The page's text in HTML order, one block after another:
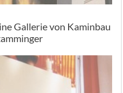
Gallerie von Kaminbau